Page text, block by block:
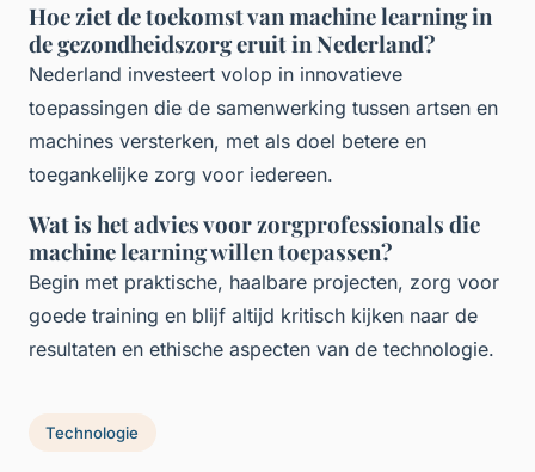
Hoe ziet de toekomst van machine learning in
de gezondheidszorg eruit in Nederland?
Nederland investeert volop in innovatieve
toepassingen die de samenwerking tussen artsen en
machines versterken, met als doel betere en
toegankelijke zorg voor iedereen.
Wat is het advies voor zorgprofessionals die
machine learning willen toepassen?
Begin met praktische, haalbare projecten, zorg voor
goede training en blijf altijd kritisch kijken naar de
resultaten en ethische aspecten van de technologie.
Technologie